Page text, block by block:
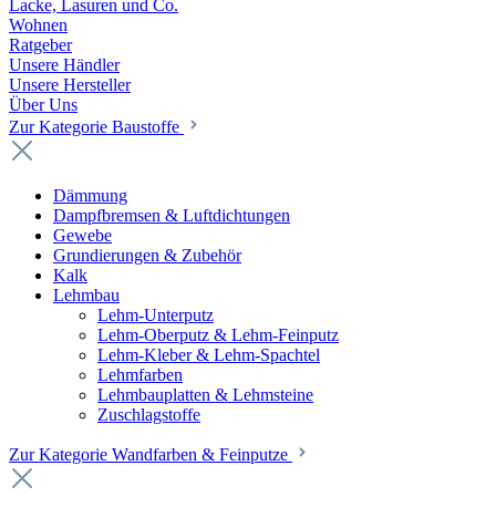
Lacke, Lasuren und Co.
Wohnen
Ratgeber
Unsere Händler
Unsere Hersteller
Über Uns
Zur Kategorie Baustoffe
Dämmung
Dampfbremsen & Luftdichtungen
Gewebe
Grundierungen & Zubehör
Kalk
Lehmbau
Lehm-Unterputz
Lehm-Oberputz & Lehm-Feinputz
Lehm-Kleber & Lehm-Spachtel
Lehmfarben
Lehmbauplatten & Lehmsteine
Zuschlagstoffe
Zur Kategorie Wandfarben & Feinputze